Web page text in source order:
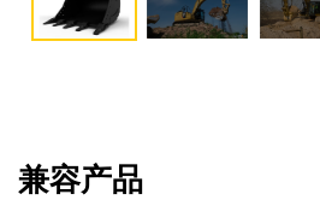
兼容产品